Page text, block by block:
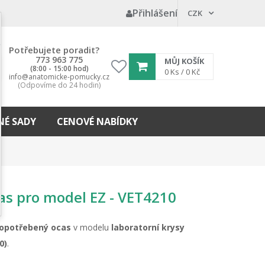
Přihlášení CZK
Potřebujete poradit?
773 963 775
(8:00 - 15:00 hod)
info@anatomicke-pomucky.cz
(Odpovíme do 24 hodin)
My
wishlist
MŮJ KOŠÍK
0 Ks / 0 Kč
SADY CENOVÉ NABÍDKY
pro model EZ - VET4210
ocas v modelu laboratorní krysy
.